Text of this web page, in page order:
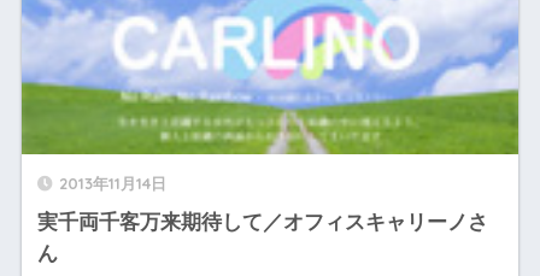
2013年11月14日
実千両千客万来期待して／オフィスキャリーノさ
ん